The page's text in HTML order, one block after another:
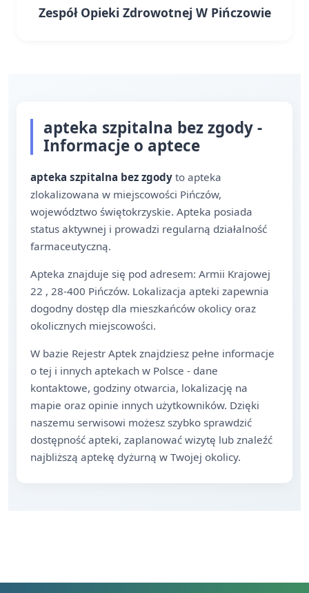
Zespół Opieki Zdrowotnej W Pińczowie
apteka szpitalna bez zgody -
Informacje o aptece
apteka szpitalna bez zgody to apteka
zlokalizowana w miejscowości Pińczów,
województwo świętokrzyskie. Apteka posiada
status aktywnej i prowadzi regularną działalność
farmaceutyczną.
Apteka znajduje się pod adresem: Armii Krajowej
22 , 28-400 Pińczów. Lokalizacja apteki zapewnia
dogodny dostęp dla mieszkańców okolicy oraz
okolicznych miejscowości.
W bazie Rejestr Aptek znajdziesz pełne informacje
o tej i innych aptekach w Polsce - dane
kontaktowe, godziny otwarcia, lokalizację na
mapie oraz opinie innych użytkowników. Dzięki
naszemu serwisowi możesz szybko sprawdzić
dostępność apteki, zaplanować wizytę lub znaleźć
najbliższą aptekę dyżurną w Twojej okolicy.